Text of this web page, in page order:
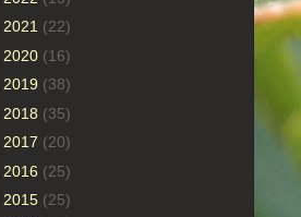
2021 (22)
2020 (16)
2019 (38)
2018 (35)
2017 (20)
2016 (25)
2015 (25)